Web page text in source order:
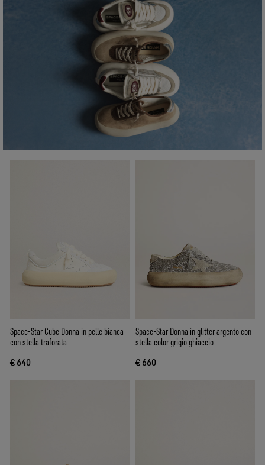
Space-Star Cube Donna in pelle bianca
con stella traforata
€ 640
Space-Star Donna in glitter argento con
stella color grigio ghiaccio
€ 660